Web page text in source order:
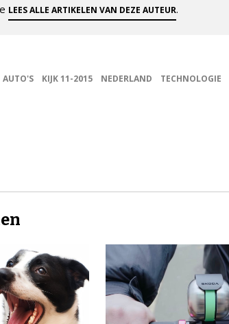
LEES ALLE ARTIKELEN VAN DEZE AUTEUR.
AUTO'S KIJK 11-2015 NEDERLAND TECHNOLOGIE